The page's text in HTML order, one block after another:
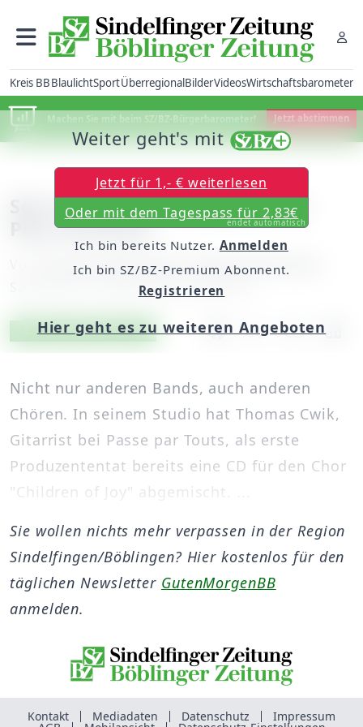
Kreis BBBlaulichtSportÜberregionalBilderVideosWirtschaftsbarometer
Machen Sie mit beim SZ/BZ-Bürgerbarometer! Jetzt abstimmen
Seit 25 Jahren im Dienst von
Pop und Rock
unserem Mitarbeiter Thomas Morawitzky
Samstag, 30. August 2008, 00:00 Uhr
Artikel vorlesen
Exklusiv für Abonnenten
Nicht nur anderen Bands, auch anderen
Chören. In seinem Studio hat Thomas Cwik,
Gitarrist bei Passe par Touts, als erste
Produzententat bereits eine CD für den Chor
"Children of Joy" abgemischt. ...
Weiter geht's mit
Jetzt für 1,- € weiterlesen
Oder mit dem Tagespass für 2,83€
endet automatisch
Ich bin bereits Nutzer. Anmelden
Ich bin SZ/BZ-Premium Abonnent.
Registrieren
Hier geht es zu weiteren Angeboten
Sie wollen nichts mehr verpassen in der Region
Sindelfingen/Böblingen? Hier kostenlos für den
täglichen Newsletter GutenMorgenBB
anmelden.
Kontakt Mediadaten Datenschutz Impressum